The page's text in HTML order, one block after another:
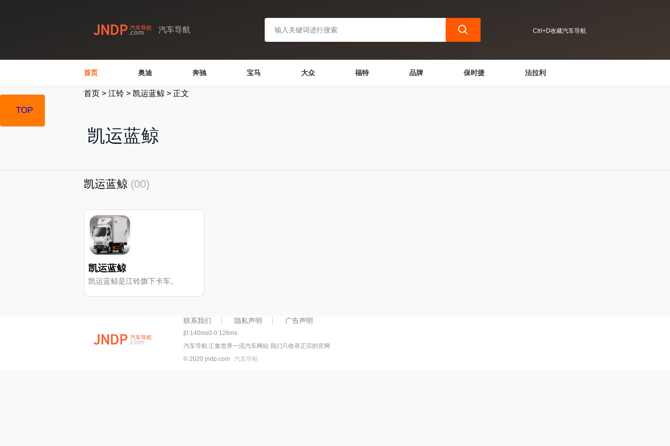
汽车导航 Ctrl+D收藏汽车导航
首页 奥迪 奔驰 宝马 大众 福特 品牌 保时捷 法拉利
首页 > 江铃 > 凯运蓝鲸 > 正文
凯运蓝鲸
TOP
凯运蓝鲸 (00)
凯运蓝鲸
凯运蓝鲸是江铃旗下卡车。
联系我们 隐私声明 广告声明
[0:140ms0-0:126ms
汽车导航 汇集世界一流汽车网站 我们只收录正宗的官网
© 2020 jndp.com汽车导航